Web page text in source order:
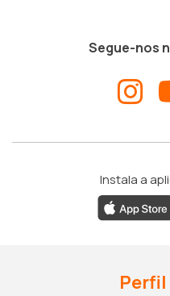
Segue-nos
Instala a
Perfil